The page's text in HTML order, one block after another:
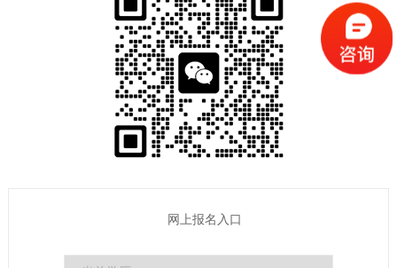
网上报名入口